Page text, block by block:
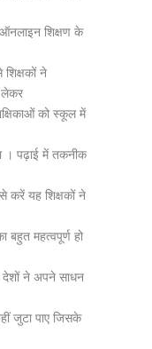
ऑनलाइन शिक्षण के
शिक्षकों ने
लेकर
को स्कूल में
। पढ़ाई में तकनीक
करें यह शिक्षकों ने
बहुत महत्वपूर्ण हो
देशों ने अपने साधन
जुटा पाए जिसके